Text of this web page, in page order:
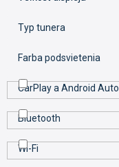
oTyp tunera
Farba podsvietenia
CarPlay a Android Auto
Bluetooth
Wi-Fi